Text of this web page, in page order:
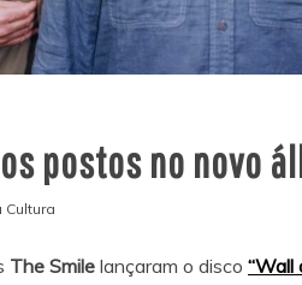
postos no novo
Cultura
The Smile lançaram o disco “Wall